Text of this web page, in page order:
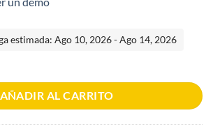
estimada: Ago 10, 2026 - Ago 14, 2026
y Obstetricia 7a edición cantidad
AÑADIR AL CARRITO